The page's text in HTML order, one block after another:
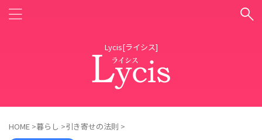
Lycis[ライシス]
HOME >暮らし >引き寄せの法則 >